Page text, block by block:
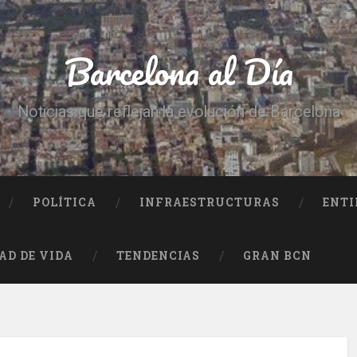
Barcelona al Día
Noticias que reflejan la evolución de Barcelona
POLÍTICA INFRAESTRUCTURAS
DE VIDA TENDENCIAS GRAN BCN